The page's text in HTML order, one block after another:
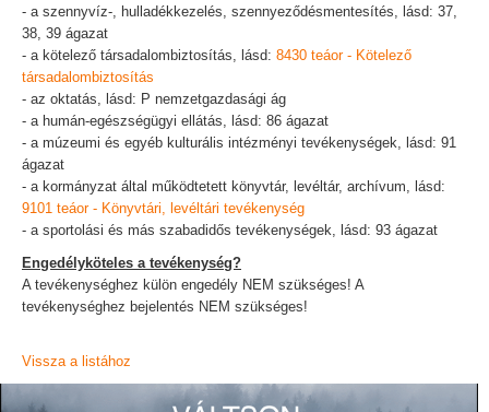
- a szennyvíz-, hulladékkezelés, szennyeződésmentesítés, lásd: 37,
38, 39 ágazat
- a kötelező társadalombiztosítás, lásd: 8430 teáor - Kötelező
társadalombiztosítás
- az oktatás, lásd: P nemzetgazdasági ág
- a humán-egészségügyi ellátás, lásd: 86 ágazat
- a múzeumi és egyéb kulturális intézményi tevékenységek, lásd: 91
ágazat
- a kormányzat által működtetett könyvtár, levéltár, archívum, lásd:
9101 teáor - Könyvtári, levéltári tevékenység
- a sportolási és más szabadidős tevékenységek, lásd: 93 ágazat
Engedélyköteles a tevékenység?
A tevékenységhez külön engedély NEM szükséges! A
tevékenységhez bejelentés NEM szükséges!
Vissza a listához